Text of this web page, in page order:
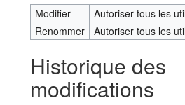
Modifier
Autoriser tous les
Renommer
Autoriser tous les
Historique des
modifications